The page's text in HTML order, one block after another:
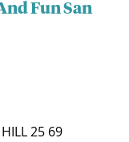
Fun San
25 69